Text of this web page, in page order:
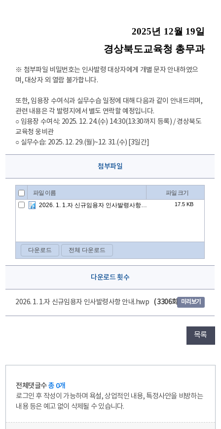
2025년 12월 19일
경상북도교육청 총무과
※ 첨부파일 비밀번호는 인사발령 대상자에게 개별 문자 안내하였으
며, 대상자 외 열람 불가합니다.
또한, 임용장 수여식과 실무수습 일정에 대해 다음과 같이 안내드리며,
관련 내용은 각 발령지에서 별도 연락할 예정입니다.
○ 임용장 수여식: 2025. 12. 24.(수) 14:30(13:30까지 등록) / 경상북도
교육청 웅비관
○ 실무수습: 2025. 12. 29.(월)~12. 31.(수) [3일간]
첨부파일
다운로드 횟수
2026. 1. 1.자 신규임용자 인사발령사항 안내.hwp ( 3306회 )미리보기
목록
전체댓글수 총 0개
로그인 후 작성이 가능하며 욕설, 상업적인 내용, 특정사안을 비방하는
내용 등은 예고 없이 삭제될 수 있습니다.